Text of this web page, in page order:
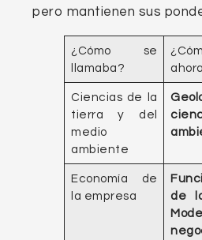
pero mantienen sus
¿Cómo se
llamaba?
Ciencias de la
tierra y del
medio
ambiente
Economía de
la empresa
de